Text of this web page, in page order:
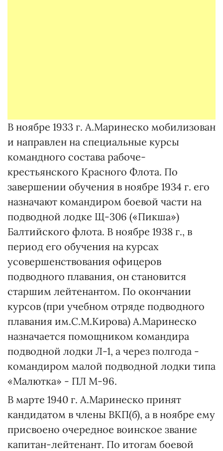
В ноябре 1933 г. А.Маринеско мобилизован
и направлен на специальные курсы
командного состава рабоче-
крестьянского Красного Флота. По
завершении обучения в ноябре 1934 г. его
назначают командиром боевой части на
подводной лодке Щ-306 («Пикша»)
Балтийского флота. В ноябре 1938 г., в
период его обучения на курсах
усовершенствования офицеров
подводного плавания, он становится
старшим лейтенантом. По окончании
курсов (при учебном отряде подводного
плавания им.С.М.Кирова) А.Маринеско
назначается помощником командира
подводной лодки Л-1, а через полгода -
командиром малой подводной лодки типа
«Малютка» - ПЛ М-96.
В марте 1940 г. А.Маринеско принят
кандидатом в члены ВКП(б), а в ноябре ему
присвоено очередное воинское звание
капитан-лейтенант. По итогам боевой